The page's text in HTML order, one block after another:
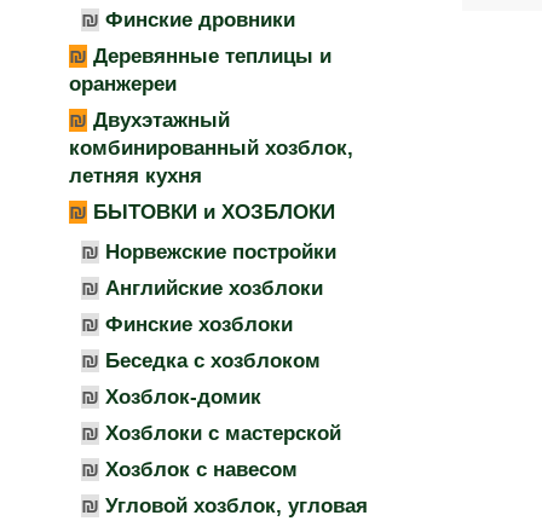
Финские дровники
Деревянные теплицы и
оранжереи
Двухэтажный
комбинированный хозблок,
летняя кухня
БЫТОВКИ и ХОЗБЛОКИ
Норвежские постройки
Английские хозблоки
Финские хозблоки
Беседка с хозблоком
Хозблок-домик
Хозблоки с мастерской
Хозблок с навесом
Угловой хозблок, угловая